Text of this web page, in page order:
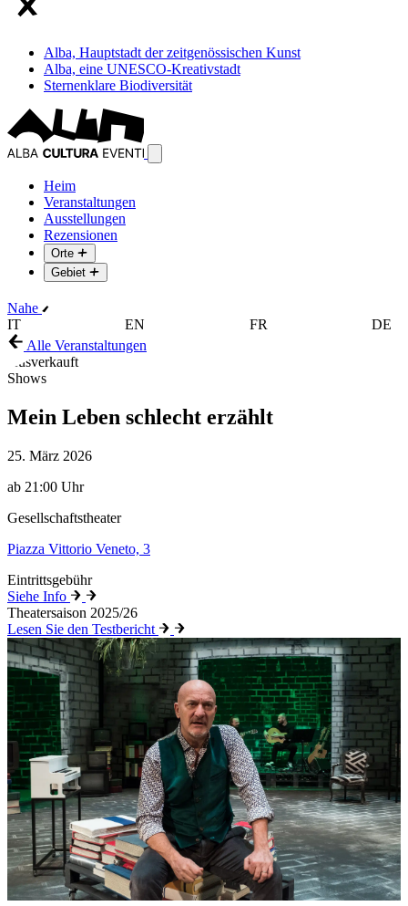
Alba, Hauptstadt der zeitgenössischen Kunst
Alba, eine UNESCO-Kreativstadt
Sternenklare Biodiversität
Heim
Veranstaltungen
Ausstellungen
Rezensionen
Orte
Gebiet
Nahe
IT
EN FR
DE
Alle Veranstaltungen
Ausverkauft
Shows
Mein Leben schlecht erzählt
25. März 2026
ab 21:00 Uhr
Gesellschaftstheater
Piazza Vittorio Veneto, 3
Eintrittsgebühr
Siehe Info
Theatersaison 2025/26
Lesen Sie den Testbericht